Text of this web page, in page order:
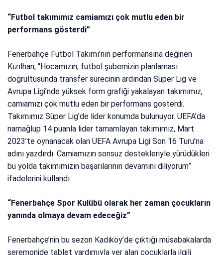
“Futbol takımımız camiamızı çok mutlu eden bir
performans gösterdi”
Fenerbahçe Futbol Takımı’nın performansına değinen
Kızılhan, “Hocamızın, futbol şubemizin planlaması
doğrultusunda transfer sürecinin ardından Süper Lig ve
Avrupa Ligi’nde yüksek form grafiği yakalayan takımımız,
camiamızı çok mutlu eden bir performans gösterdi.
Takımımız Süper Lig’de lider konumda bulunuyor. UEFA’da
namağlup 14 puanla lider tamamlayan takımımız, Mart
2023’te oynanacak olan UEFA Avrupa Ligi Son 16 Turu’na
adını yazdırdı. Camiamızın sonsuz destekleriyle yürüdükleri
bu yolda takımımızın başarılarının devamını diliyorum”
ifadelerini kullandı.
“Fenerbahçe Spor Kulübü olarak her zaman çocukların
yanında olmaya devam edeceğiz”
Fenerbahçe’nin bu sezon Kadıköy’de çıktığı müsabakalarda
seremonide tablet yardımıyla yer alan çocuklarla ilgili